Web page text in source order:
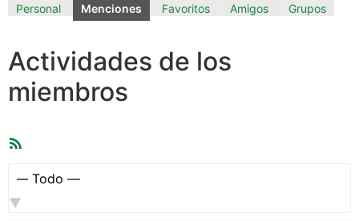
Personal Menciones Favoritos Amigos Grupos
Actividades de los
miembros
Mostrar: